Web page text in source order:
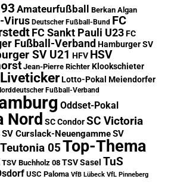
Amateurfußball Berkan Algan
Virus Deutscher Fußball-Bund FC
FC Sankt Pauli U23 FC
Fußball-Verband Hamburger SV
SV U21 HFV HSV
Jean-Pierre Richter Klookschieter
Liveticker Lotto-Pokal Meiendorfer
Fußball-Verband
Oddset-Pokal
Nord SC Condor SC Victoria
SV Curslack-NeuengammeSV
Teutonia 05Top-Thema
TSV Buchholz 08 TSV Sasel TuS
USC Paloma VfB Lübeck VfL Pinneberg